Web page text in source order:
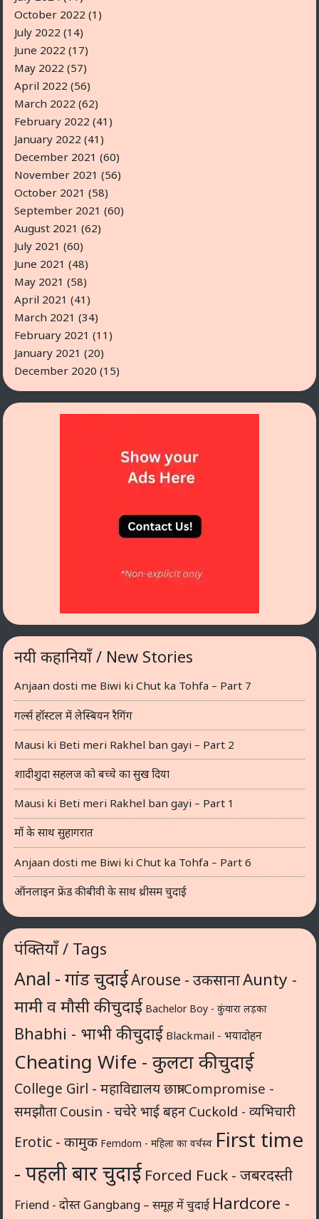
October 2022 (1)
July 2022 (14)
June 2022 (17)
May 2022 (57)
April 2022 (56)
March 2022 (62)
February 2022 (41)
January 2022 (41)
December 2021 (60)
November 2021 (56)
October 2021 (58)
September 2021 (60)
August 2021 (62)
July 2021 (60)
June 2021 (48)
May 2021 (58)
April 2021 (41)
March 2021 (34)
February 2021 (11)
January 2021 (20)
December 2020 (15)
नयी कहानियाँ / New Stories
Anjaan dosti me Biwi ki Chut ka Tohfa – Part 7
गर्ल्स हॉस्टल में लेस्बियन रैगिंग
Mausi ki Beti meri Rakhel ban gayi – Part 2
शादीशुदा सहलज को बच्चे का सुख दिया
Mausi ki Beti meri Rakhel ban gayi – Part 1
माँ के साथ सुहागरात
Anjaan dosti me Biwi ki Chut ka Tohfa – Part 6
ऑनलाइन फ्रेंड की बीवी के साथ थ्रीसम चुदाई
पंक्तियाँ / Tags
Anal - गांड चुदाईArouse - उकसानाAunty -
मामी व मौसी की चुदाई Bachelor Boy - कुंवारा लड़का
Bhabhi - भाभी की चुदाई Blackmail - भयादोहन
Cheating Wife - कुलटा की चुदाई
College Girl - महाविद्यालय छात्राCompromise -
समझौता Cousin - चचेरे भाई बहन Cuckold - व्यभिचारी
Erotic - कामुक Femdom - महिला का वर्चस्व First time
- पहली बार चुदाई Forced Fuck - जबरदस्ती
Friend - दोस्त Gangbang – समूह में चुदाई Hardcore -